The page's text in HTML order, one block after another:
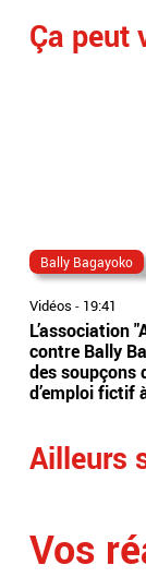
Ça peut
Bally Bagayoko
Vidéos - 19:41
L’association
contre Bally
des soupçons
d’emploi fictif
Ailleurs
Vos